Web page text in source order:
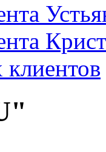
клиентов